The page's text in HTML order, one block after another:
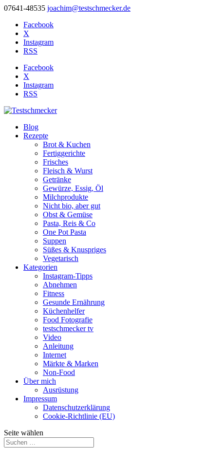
07641-48535 joachim@testschmecker.de
Facebook
X
Instagram
RSS
Facebook
X
Instagram
RSS
Blog
Rezepte
Brot & Kuchen
Fertiggerichte
Frisches
Fleisch & Wurst
Getränke
Gewürze, Essig, Öl
Milchprodukte
Nicht bio, aber gut
Obst & Gemüse
Pasta, Reis & Co
One Pot Pasta
Suppen
Süßes & Knuspriges
Vegetarisch
Kategorien
Instagram-Tipps
Abnehmen
Fitness
Gesunde Ernährung
Küchenhelfer
Food Fotografie
testschmecker tv
Video
Anleitung
Internet
Märkte & Marken
Non-Food
Über mich
Ausrüstung
Impressum
Datenschutzerklärung
Cookie-Richtlinie (EU)
Seite wählen